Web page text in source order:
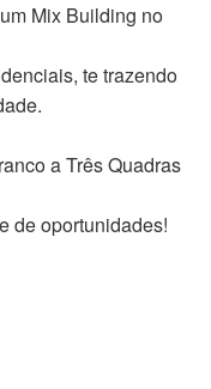
Mix Building no
te trazendo
a Três Quadras
de oportunidades!